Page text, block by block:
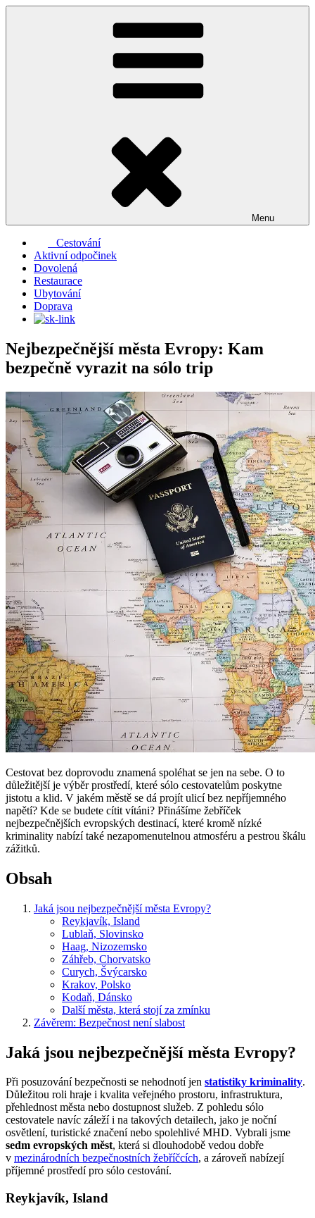
Přejít
Menu
Cestování
Aktivní odpočinek
Dovolená
Restaurace
Ubytování
Doprava
Nejbezpečnější města Evropy: Kam
bezpečně vyrazit na sólo trip
Cestovat bez doprovodu znamená spoléhat se jen na sebe. O to
důležitější je výběr prostředí, které sólo cestovatelům poskytne
jistotu a klid. V jakém městě se dá projít ulicí bez nepříjemného
napětí? Kde se budete cítit vítáni? Přinášíme žebříček
nejbezpečnějších evropských destinací, které kromě nízké
kriminality nabízí také nezapomenutelnou atmosféru a pestrou škálu
zážitků.
Obsah
Jaká jsou nejbezpečnější města Evropy?
Reykjavík, Island
Lublaň, Slovinsko
Haag, Nizozemsko
Záhřeb, Chorvatsko
Curych, Švýcarsko
Krakov, Polsko
Kodaň, Dánsko
Další města, která stojí za zmínku
Závěrem: Bezpečnost není slabost
Jaká jsou nejbezpečnější města Evropy?
Při posuzování bezpečnosti se nehodnotí jen statistiky kriminality.
Důležitou roli hraje i kvalita veřejného prostoru, infrastruktura,
přehlednost města nebo dostupnost služeb. Z pohledu sólo
cestovatele navíc záleží i na takových detailech, jako je noční
osvětlení, turistické značení nebo spolehlivé MHD. Vybrali jsme
sedm evropských měst, která si dlouhodobě vedou dobře
v mezinárodních bezpečnostních žebříčcích, a zároveň nabízejí
příjemné prostředí pro sólo cestování.
Reykjavík, Island